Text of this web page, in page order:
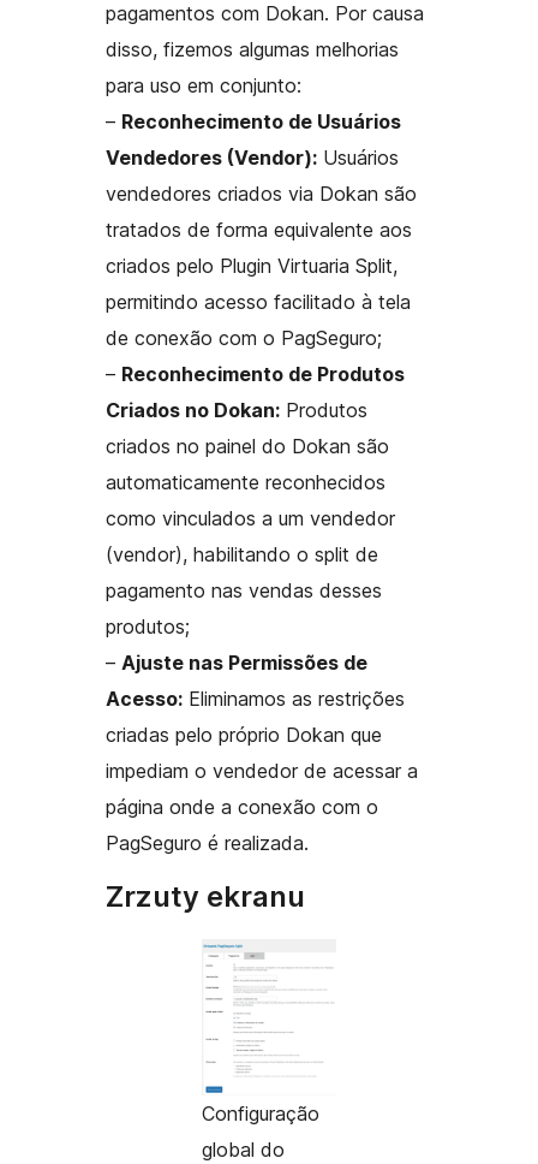
pagamentos com Dokan. Por causa
disso, fizemos algumas melhorias
para uso em conjunto:
– Reconhecimento de Usuários
Vendedores (Vendor): Usuários
vendedores criados via Dokan são
tratados de forma equivalente aos
criados pelo Plugin Virtuaria Split,
permitindo acesso facilitado à tela
de conexão com o PagSeguro;
– Reconhecimento de Produtos
Criados no Dokan: Produtos
criados no painel do Dokan são
automaticamente reconhecidos
como vinculados a um vendedor
(vendor), habilitando o split de
pagamento nas vendas desses
produtos;
– Ajuste nas Permissões de
Acesso: Eliminamos as restrições
criadas pelo próprio Dokan que
impediam o vendedor de acessar a
página onde a conexão com o
PagSeguro é realizada.
Zrzuty ekranu
Configuração
global do